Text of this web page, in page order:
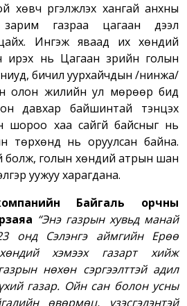
хөвч үргэлжлэх хангай анхны
газраа цагаан дээл
Ингэж яваад их хөндий
ирэх нь Цагаан зүрийн голын
бичил уурхайчдын /нинжа/
олон жилийн ул мөрөөр бид
давхар байшинтай тэнцэх
шороо хаа сайгүй байсныг нь
төрхөнд нь оруулсан байна.
болж, голын хөндий атрын шан
уужуу харагдана.
Байгаль орчны
“Энэ газрын хувьд манай
онд Сэлэнгэ аймгийн Ерөө
хэмээх газарт хийж
нөхөн сэргээлттэй адил
газар. Ойн сан болон усны
өвөрмөц, үзэсгэлэнтэй